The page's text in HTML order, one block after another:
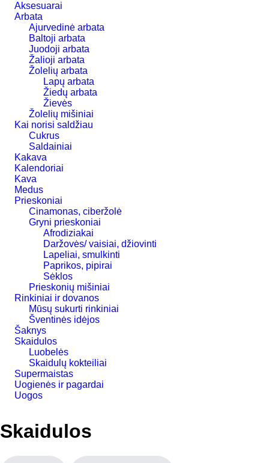
Aksesuarai
Arbata
Ajurvedinė arbata
Baltoji arbata
Juodoji arbata
Žalioji arbata
Žolelių arbata
Lapų arbata
Žiedų arbata
Žievės
Žolelių mišiniai
Kai norisi saldžiau
Cukrus
Saldainiai
Kakava
Kalendoriai
Kava
Medus
Prieskoniai
Cinamonas, ciberžolė
Gryni prieskoniai
Afrodiziakai
Daržovės/ vaisiai, džiovinti
Lapeliai, smulkinti
Paprikos, pipirai
Sėklos
Prieskonių mišiniai
Rinkiniai ir dovanos
Mūsų sukurti rinkiniai
Šventinės idėjos
Šaknys
Skaidulos
Luobelės
Skaidulų kokteiliai
Supermaistas
Uogienės ir pagardai
Uogos
Skaidulos